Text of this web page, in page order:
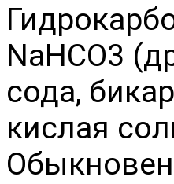
NaHCO3
сода,
кислая